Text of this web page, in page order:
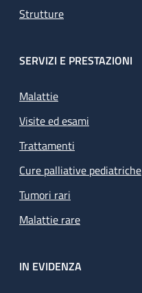
Strutture
SERVIZI E PRESTAZIONI
Malattie
Visite ed esami
Trattamenti
Cure palliative pediatriche
Tumori rari
Malattie rare
IN EVIDENZA